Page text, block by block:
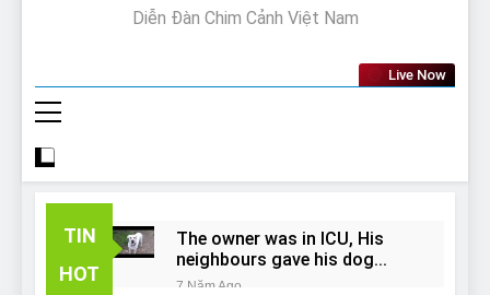
Diễn Đàn Chim Cảnh Việt Nam
Live Now
TIN
HOT
The owner was in ICU, His
neighbours gave his dog
away!
7 Năm Ago